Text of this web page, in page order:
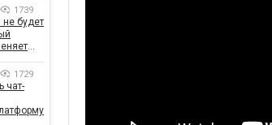
1739
не будет
1729
чат-